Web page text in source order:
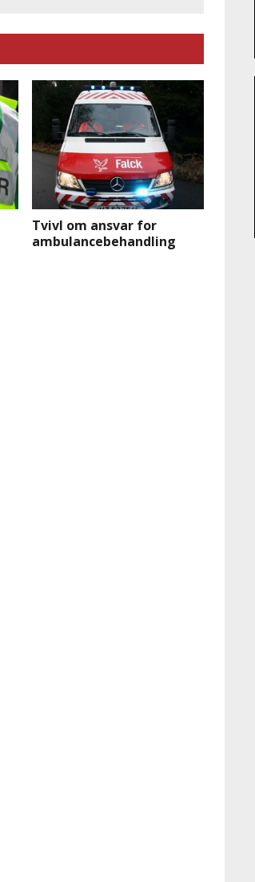
Tvivl om ansvar for
ambulancebehandling